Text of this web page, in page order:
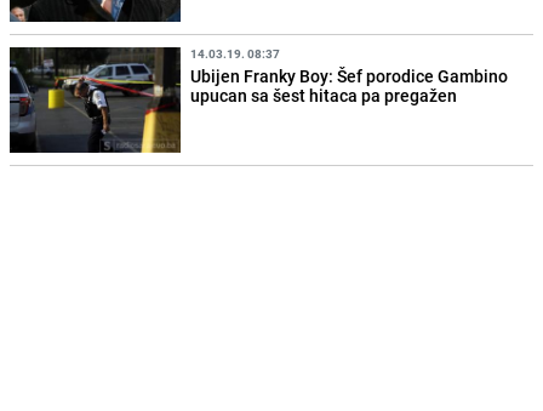
14.03.19. 08:37
Ubijen Franky Boy: Šef porodice Gambino
upucan sa šest hitaca pa pregažen